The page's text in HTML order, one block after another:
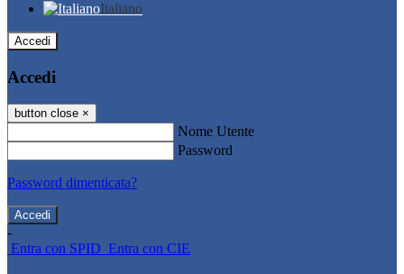
Italiano
Accedi
Accedi
button close ×
Nome Utente
Password
Password dimenticata?
-
Entra con SPID Entra con CIE